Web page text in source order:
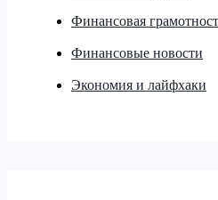
Финансовая
Финансовые новости
Экономия и лайфхаки